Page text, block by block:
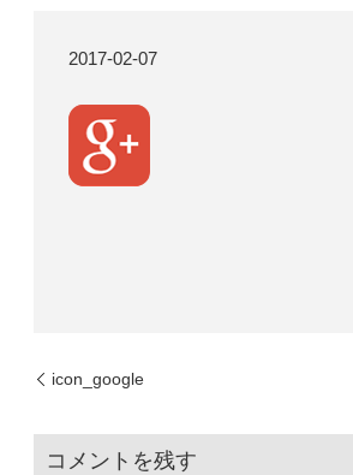
2017-02-07
icon_google
コメントを残す